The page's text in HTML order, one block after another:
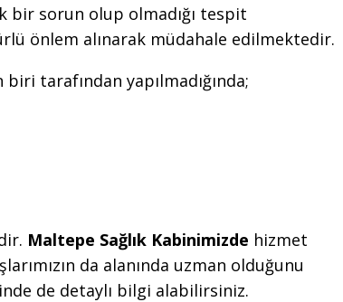
bir sorun olup olmadığı tespit
önlem alınarak müdahale edilmektedir.
tarafından yapılmadığında;
Maltepe Sağlık Kabinimizde hizmet
da alanında uzman olduğunu
de detaylı bilgi alabilirsiniz.